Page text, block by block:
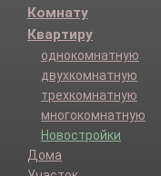
Комнату
Квартиру
однокомнатную
двухкомнатную
трехкомнатную
многокомнатную
Новостройки
Дома